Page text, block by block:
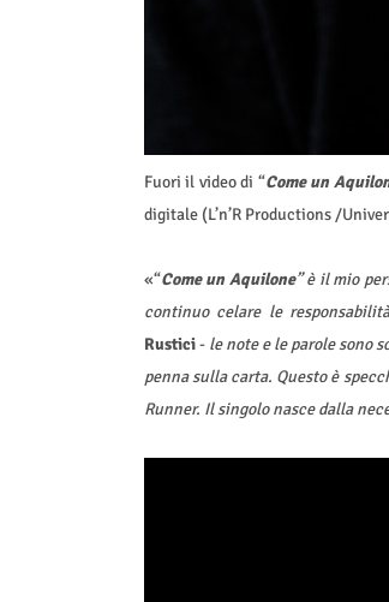
Fuori il video di “Come un
digitale (L’n’R Productions /
«“Come un Aquilone” è il mio
continuo celare le
Rustici- le note e le parole sono
penna sulla carta. Questo è
Runner. Il singolo nasce dalla